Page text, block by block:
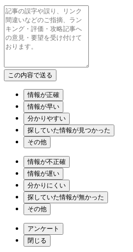
情報が正確
情報が早い
分かりやすい
探していた情報が見つかった
その他
情報が不正確
情報が遅い
分かりにくい
探していた情報が無かった
その他
アンケート
閉じる